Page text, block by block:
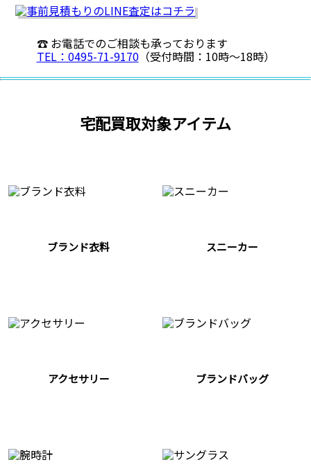
☎ お電話でのご相談も承っております
TEL：0495-71-9170（受付時間：10時〜18時）
宅配買取対象アイテム
ブランド衣料 スニーカー
アクセサリー ブランドバッグ